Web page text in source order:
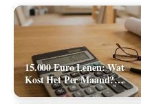
15.000 Euro Lenen: Wat
Kost Het Per Maand?
(Rente & Tabel 2026)